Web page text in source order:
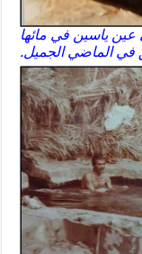
عين ياسين في مائها
في الماضي الجميل.